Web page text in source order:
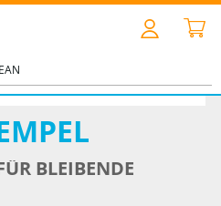
BLEIBENDE